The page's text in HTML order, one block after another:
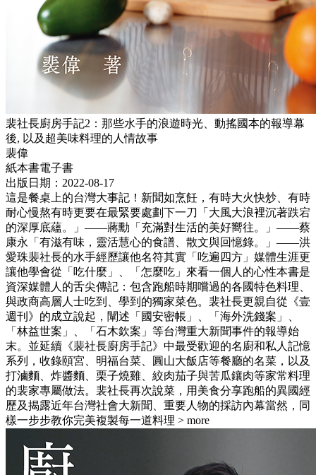
裴社長廚房手記2：那些水手的浪遊時光、動搖國本的報導幕
後, 以及超美味料理的人情故事
裴偉
紙本書電子書
出版日期：2022-08-17
這是餐桌上的台灣大事記！新聞如烹飪，有時大火快炒、有時
耐心慢熬有時更要在最緊要處劃下一刀「大風大浪裡沉著跌宕
的深厚底蘊。」——蔣勳「充滿對生活的美好嚮往。」——蔡
康永「有滋有味，靈活慧心的食譜、散文與回憶錄。」——洪
愛珠裴社長的水手經歷讓他名符其實「吃遍四方」媒體生涯更
讓他學會從「吃什麼」、「怎麼吃」來看一個人的心性本書是
資深媒體人的舌尖傳記：包含跑船時期嚐過的各國特色料理、
與政商高層人士吃到、學到的獨家菜色。裴社長更親自從《壹
週刊》的成立說起，闡述「國安密帳」、「海外洗錢案」、
「林益世案」、「石木欽案」等台灣重大新聞事件的報導始
末。並延續《裴社長廚房手記》中最受歡迎的名廚和私人記憶
系列，收錄頤宮、明福台菜、圓山大飯店等餐廳的名菜，以及
打滷麵、炸醬麵、栗子燒雞、絞肉茄子與苦瓜鑲肉等家常料理
的裴家專屬做法。裴社長再次說菜，用美食分享跑船的異國經
歷及揭露近年台灣社會大新聞、重要人物的採訪內幕當然，同
樣一步步教你完美複製每一道料理 > more